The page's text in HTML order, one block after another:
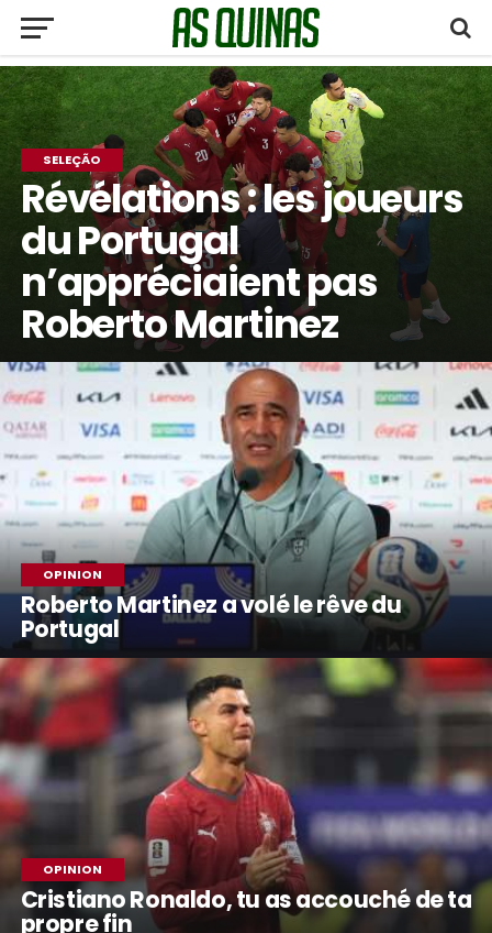
SELEÇÃO
Révélations : les joueurs
du Portugal
n’appréciaient pas
Roberto Martinez
OPINION
Roberto Martinez a volé le rêve du
Portugal
OPINION
Cristiano Ronaldo, tu as accouché de ta
propre fin